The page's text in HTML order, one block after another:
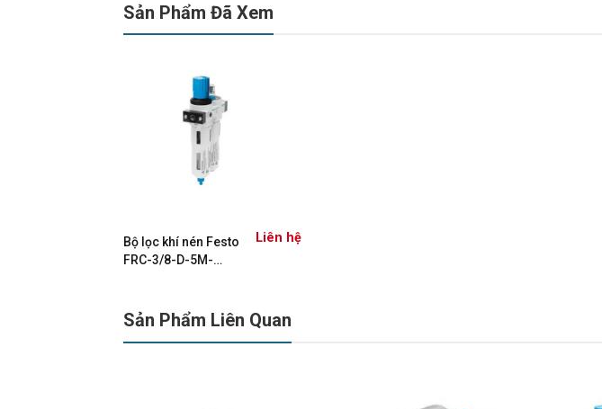
Sản Phẩm Đã Xem
Bộ lọc khí nén Festo
FRC-3/8-D-5M-
Liên hệ
Sản Phẩm Liên Quan